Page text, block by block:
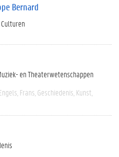
Bernard
en Theaterwetenschappen
Frans Geschiedenis Kunst